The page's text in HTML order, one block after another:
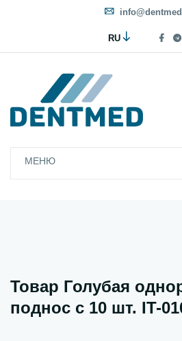
RU
МЕНЮ
Товар Голубая
поднос с 10 шт. IT-